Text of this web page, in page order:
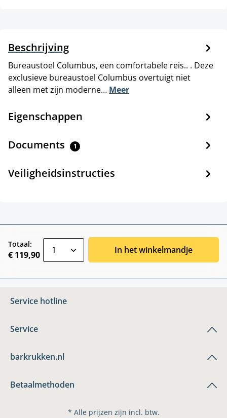
Beschrijving
Bureaustoel Columbus, een comfortabele reis.. . Deze
exclusieve bureaustoel Columbus overtuigt niet
alleen met zijn moderne… Meer
Eigenschappen
Documents 1
Veiligheidsinstructies
Totaal:
€ 119,90 In het winkelmandje
Service hotline
Service
barkrukken.nl
Betaalmethoden
* Alle prijzen zijn incl. btw.